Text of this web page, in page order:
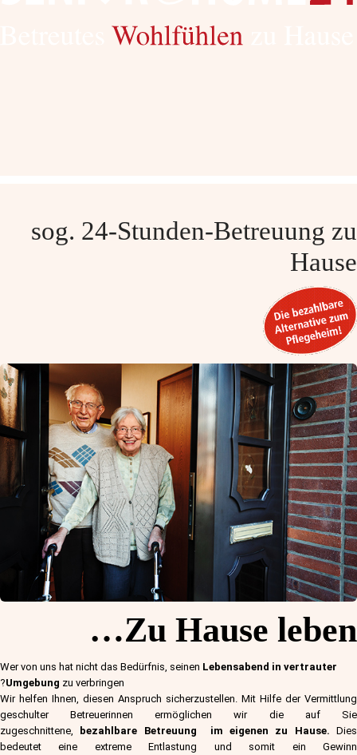
sog. 24-Stunden-Betreuung zu
Hause
Zu Hause leben…
Wer von uns hat nicht das Bedürfnis, seinen Lebensabend in vertrauter
Umgebung zu verbringen?
Wir helfen Ihnen, diesen Anspruch sicherzustellen. Mit Hilfe der Vermittlung
geschulter Betreuerinnen ermöglichen wir die auf Sie
zugeschnittene,
bezahlbare Betreuung im eigenen zu Hause. Dies
bedeutet eine extreme Entlastung und somit ein Gewinn